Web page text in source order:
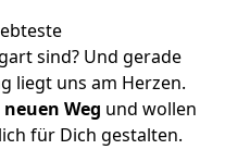
sind? Und gerade
liegt uns am Herzen.
Weg und wollen
für Dich gestalten.